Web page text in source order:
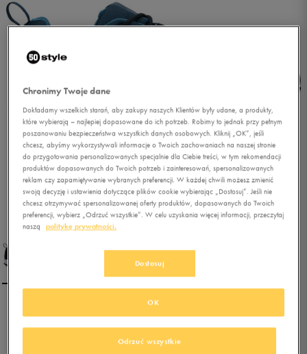
ADIDAS GALAXY TRAIL M
Chronimy Twoje dane
Dokładamy wszelkich starań, aby zakupy naszych Klientów były udane, a produkty,
które wybierają – najlepiej dopasowane do ich potrzeb. Robimy to jednak przy pełnym
poszanowaniu bezpieczeństwa wszystkich danych osobowych. Kliknij „OK”, jeśli
chcesz, abyśmy wykorzystywali informacje o Twoich zachowaniach na naszej stronie
do przygotowania personalizowanych specjalnie dla Ciebie treści, w tym rekomendacji
produktów dopasowanych do Twoich potrzeb i zainteresowań, spersonalizowanych
reklam czy zapamiętywanie wybranych preferencji. W każdej chwili możesz zmienić
swoją decyzję i ustawienia dotyczące plików cookie wybierając „Dostosuj”. Jeśli nie
chcesz otrzymywać spersonalizowanej oferty produktów, dopasowanych do Twoich
preferencji, wybierz „Odrzuć wszystkie”. W celu uzyskania więcej informacji, przeczytaj
naszą
politykę prywatności.
Dostosuj
Odrzuć wszystkie
OK